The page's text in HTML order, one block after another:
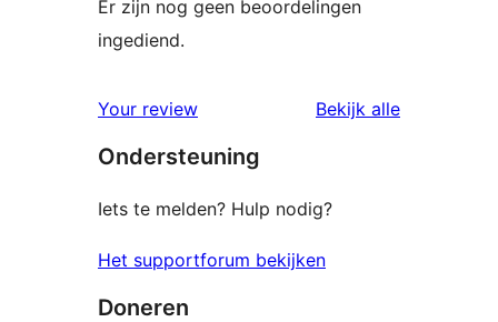
Er zijn nog geen beoordelingen
ingediend.
Your review Bekijk alle
Ondersteuning
Iets te melden? Hulp nodig?
Het supportforum bekijken
Doneren